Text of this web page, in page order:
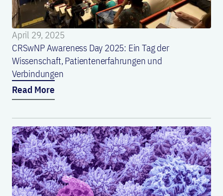
April 29, 2025
CRSwNP Awareness Day 2025: Ein Tag der
Wissenschaft, Patientenerfahrungen und
Verbindungen
Read More